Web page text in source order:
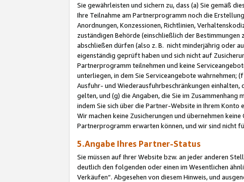
Sie gewährleisten und sichern zu, dass (a) Sie gemäß
Ihre Teilnahme am Partnerprogramm noch die
Anordnungen, Konzessionen, Richtlinien,
zuständigen Behörde (einschließlich der
abschließen dürfen (also z. B. nicht minderjährig oder
eigenständig geprüft haben und sich nicht auf
Partnerprogramm teilnehmen und keine
unterliegen, in dem Sie Serviceangebote wahrnehmen;
Ausfuhr- und Wiederausfuhrbeschränkungen
gelten, und (g) die Angaben, die Sie im
indem Sie sich über die Partner-Website in Ihrem
Wir machen keine Zusicherungen und übernehmen
Partnerprogramm erwarten können, und wir sind nicht
5.Angabe Ihres Partner-Status
Sie müssen auf Ihrer Website bzw. an jeder anderen
deutlich den folgenden oder einen im Wesentlichen
Verkäufen“. Abgesehen von diesem Hinweis, und